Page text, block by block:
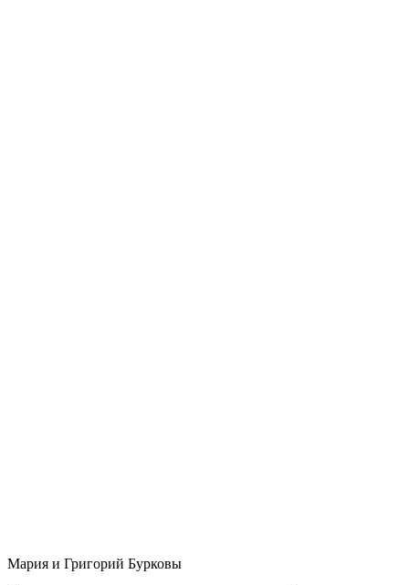
Мария и Григорий Бурковы